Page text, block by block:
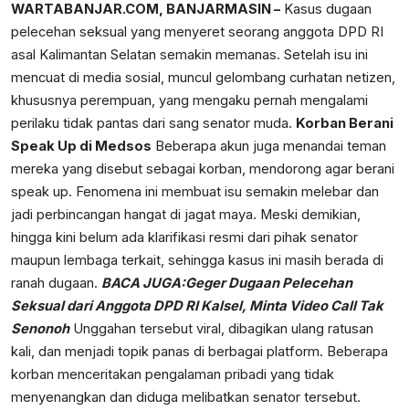
WARTABANJAR.COM, BANJARMASIN – Kasus dugaan
pelecehan seksual yang menyeret seorang anggota DPD RI
asal Kalimantan Selatan semakin memanas. Setelah isu ini
mencuat di media sosial, muncul gelombang curhatan netizen,
khususnya perempuan, yang mengaku pernah mengalami
perilaku tidak pantas dari sang senator muda. Korban Berani
Speak Up di Medsos Beberapa akun juga menandai teman
mereka yang disebut sebagai korban, mendorong agar berani
speak up. Fenomena ini membuat isu semakin melebar dan
jadi perbincangan hangat di jagat maya. Meski demikian,
hingga kini belum ada klarifikasi resmi dari pihak senator
maupun lembaga terkait, sehingga kasus ini masih berada di
ranah dugaan. BACA JUGA:Geger Dugaan Pelecehan
Seksual dari Anggota DPD RI Kalsel, Minta Video Call Tak
SenonohUnggahan tersebut viral, dibagikan ulang ratusan
kali, dan menjadi topik panas di berbagai platform. Beberapa
korban menceritakan pengalaman pribadi yang tidak
menyenangkan dan diduga melibatkan senator tersebut.